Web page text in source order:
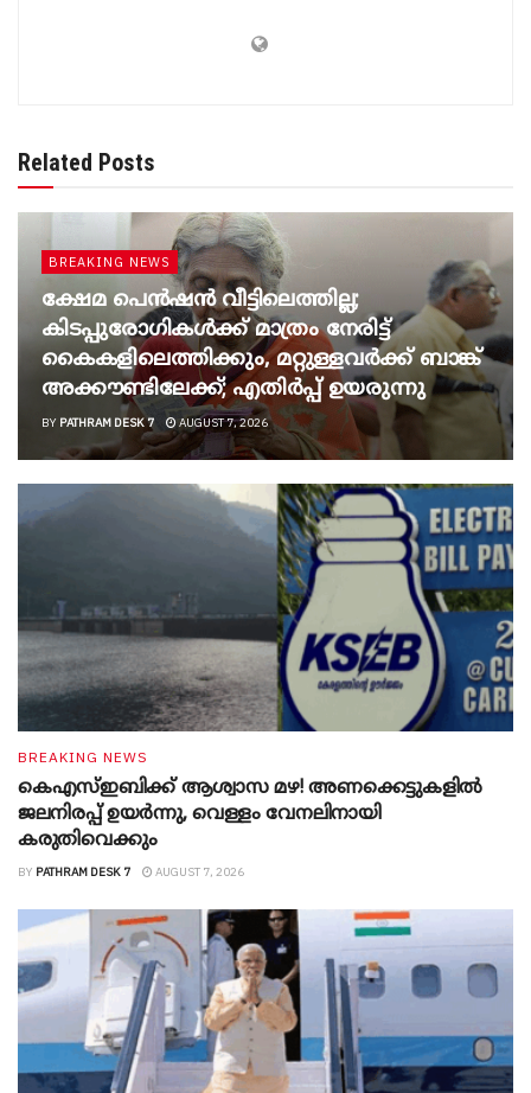
Related Posts
BREAKING NEWS
ക്ഷേമ പെൻഷൻ വീട്ടിലെത്തില്ല;
കിടപ്പുരോഗികൾക്ക് മാത്രം നേരിട്ട്
കൈകളിലെത്തിക്കും, മറ്റുള്ളവർക്ക് ബാങ്ക്
അക്കൗണ്ടിലേക്ക്; എതിർപ്പ് ഉയരുന്നു
BY PATHRAM DESK 7 AUGUST 7, 2026
BREAKING NEWS
കെഎസ്ഇബിക്ക് ആശ്വാസ മഴ! അണക്കെട്ടുകളിൽ
ജലനിരപ്പ് ഉയർന്നു, വെള്ളം വേനലിനായി
കരുതിവെക്കും
BY PATHRAM DESK 7 AUGUST 7, 2026